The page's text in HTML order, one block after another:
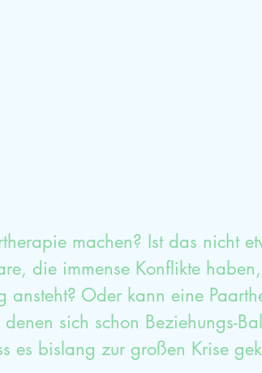
machen? Ist das nicht
die immense Konflikte
ansteht? Oder kann eine
sich schon Beziehungs-
es bislang zur großen Krise